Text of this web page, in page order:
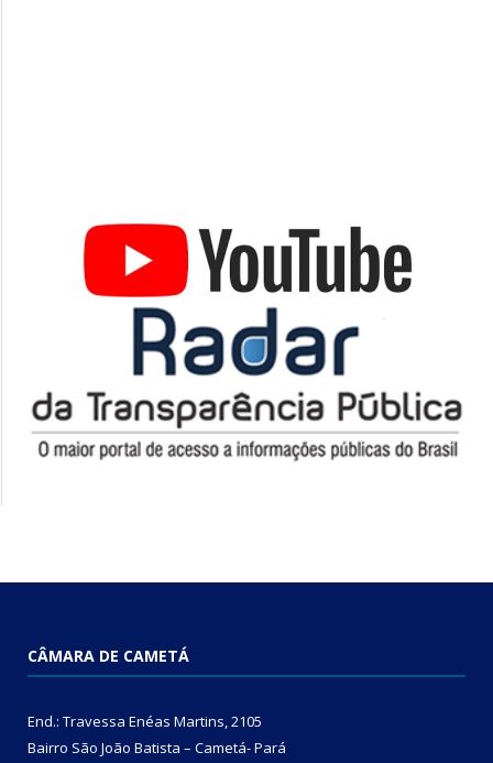
CÂMARA DE CAMETÁ
End.: Travessa Enéas Martins, 2105
Bairro São João Batista – Cametá- Pará